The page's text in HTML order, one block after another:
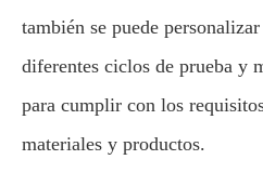
también se puede
diferentes ciclos de prueba y
para cumplir con los
materiales y productos.